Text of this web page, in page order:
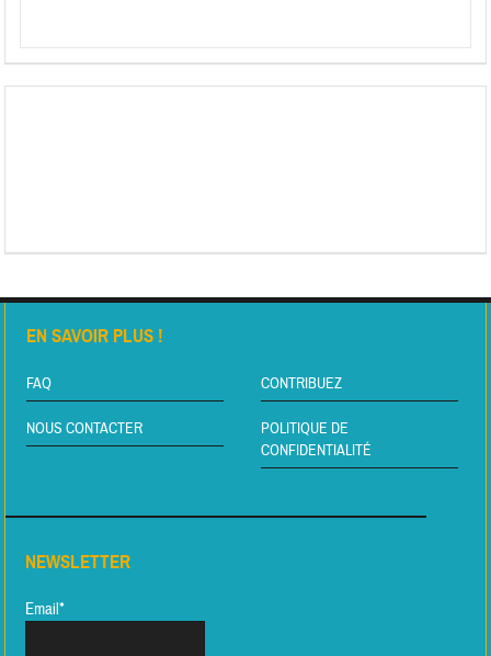
EN SAVOIR PLUS !
FAQ CONTRIBUEZ
NOUS CONTACTER
POLITIQUE DE
CONFIDENTIALITÉ
NEWSLETTER
Email*